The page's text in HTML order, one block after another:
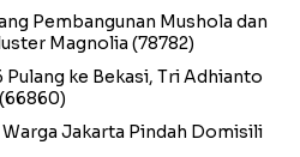
Pembangunan Mushola dan
Magnolia (78782)
Pulang ke Bekasi, Tri Adhianto
(66860)
Jakarta Pindah Domisili